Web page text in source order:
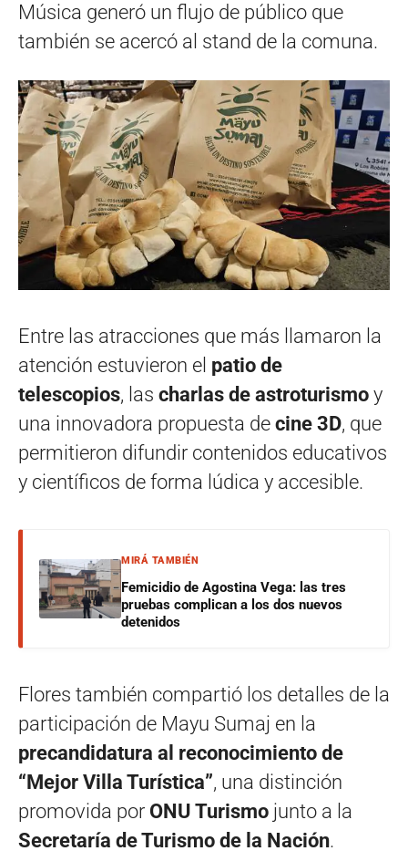
Música generó un flujo de público que
también se acercó al stand de la comuna.
Entre las atracciones que más llamaron la
atención estuvieron el patio de
telescopios, las charlas de astroturismo y
una innovadora propuesta de cine 3D, que
permitieron difundir contenidos educativos
y científicos de forma lúdica y accesible.
MIRÁ TAMBIÉN
Femicidio de Agostina Vega: las tres
pruebas complican a los dos nuevos
detenidos
Flores también compartió los detalles de la
participación de Mayu Sumaj en la
precandidatura al reconocimiento de
“Mejor Villa Turística”, una distinción
promovida por ONU Turismo junto a la
Secretaría de Turismo de la Nación.